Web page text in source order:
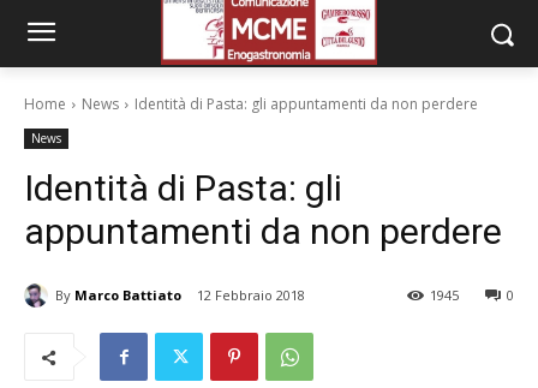
Home News Identità di Pasta: gli appuntamenti da non perdere
News
Identità di Pasta: gli
appuntamenti da non perdere
By Marco Battiato 12 Febbraio 2018 0
1945